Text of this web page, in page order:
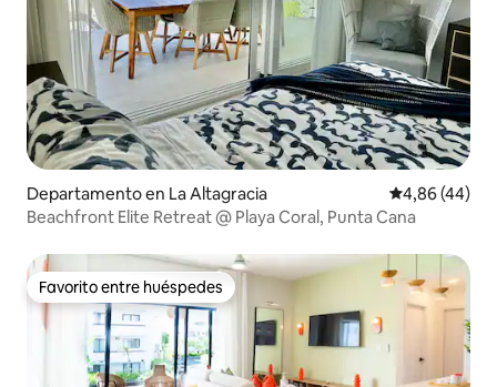
Departamento en La Altagracia Calificación
4,86 (44)
Beachfront Elite Retreat @ Playa Coral, Punta Cana
Favorito entre huéspedes
Favorito entre huéspedes